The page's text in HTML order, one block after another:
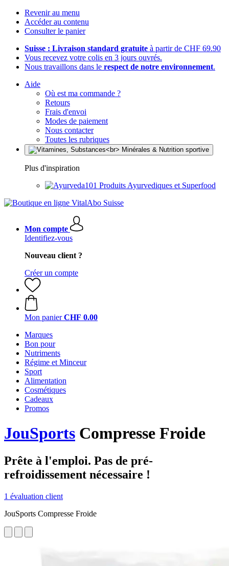
Revenir au menu
Accéder au contenu
Consulter le panier
Suisse : Livraison standard gratuite à partir de CHF 69.90
Vous recevez votre colis en 3 jours ouvrés.
Nous travaillons dans le respect de notre environnement.
Aide
Où est ma commande ?
Retours
Frais d'envoi
Modes de paiement
Nous contacter
Toutes les rubriques
Plus d'inspiration
Produits Ayurvediques et Superfood
Mon compte
Identifiez-vous
Nouveau client ?
Créer un compte
Mon panier CHF 0.00
Marques
Bon pour
Nutriments
Régime et Minceur
Sport
Alimentation
Cosmétiques
Cadeaux
Promos
JouSports Compresse Froide
Prête à l'emploi. Pas de pré-
refroidissement nécessaire !
1 évaluation client
JouSports Compresse Froide